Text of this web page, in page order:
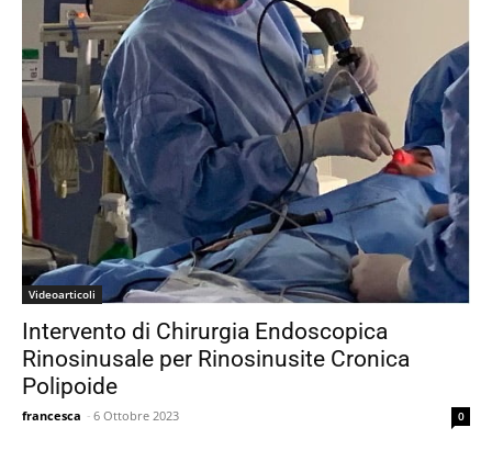
Videoarticoli
Intervento di Chirurgia Endoscopica
Rinosinusale per Rinosinusite Cronica
Polipoide
francesca - 6 Ottobre 2023 0